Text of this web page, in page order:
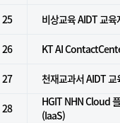
25 비상교육 AIDT 교육
26 KT AI
27 천재교과서 AIDT 교
28
HGIT NHN Cloud
(IaaS)